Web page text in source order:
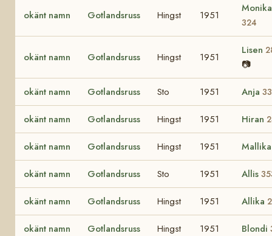
okänt namn Gotlandsruss Hingst 1951
Monika
324
okänt namn Gotlandsruss Hingst 1951
Lisen
📷
okänt namn Gotlandsruss Sto 1951 Anja
okänt namn Gotlandsruss Hingst 1951 Hiran
okänt namn Gotlandsruss Hingst 1951
okänt namn Gotlandsruss Sto 1951 Allis
okänt namn Gotlandsruss Hingst 1951 Allika
okänt namn Gotlandsruss Hingst 1951 Blondi